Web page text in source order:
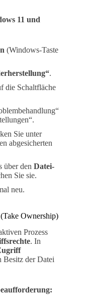
11 und
(Windows-Taste
.
die Schaltfläche
Sie unter
abgesicherten
über den Datei-
Sie sie.
neu.
Ownership)
Prozess
. In
Besitz der Datei